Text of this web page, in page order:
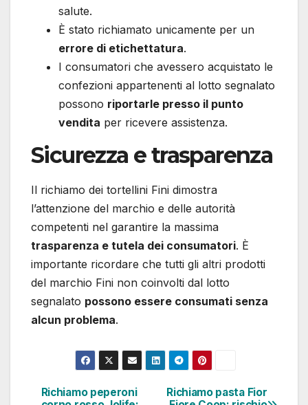
salute.
È stato richiamato unicamente per un
errore di etichettatura.
I consumatori che avessero acquistato le
confezioni appartenenti al lotto segnalato
possono riportarle presso il punto
vendita per ricevere assistenza.
Sicurezza e trasparenza
Il richiamo dei tortellini Fini dimostra
l’attenzione del marchio e delle autorità
competenti nel garantire la massima
trasparenza e tutela dei consumatori. È
importante ricordare che tutti gli altri prodotti
del marchio Fini non coinvolti dal lotto
segnalato possono essere consumati senza
alcun problema.
Richiamo pasta Fior
Richiamo peperoni